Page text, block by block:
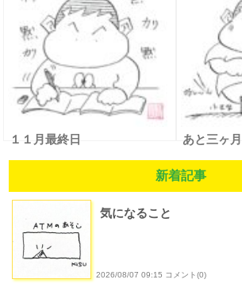
１１月最終日 あと三ヶ月
新着記事
気になること
2026/08/07 09:15 コメント(0)